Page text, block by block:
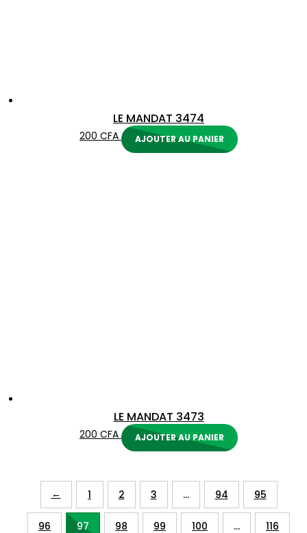
LE MANDAT 3474
200 CFA AJOUTER AU PANIER
LE MANDAT 3473
200 CFA AJOUTER AU PANIER
← 1 2 3 … 94 95
96 97 98 99 100 … 116